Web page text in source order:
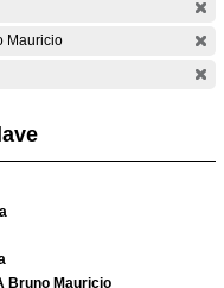
Mauricio
Bruno Mauricio